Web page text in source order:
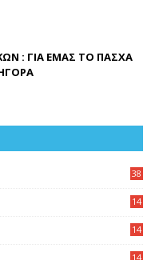
: ΓΙΑ ΕΜΑΣ ΤΟ ΠΑΣΧΑ
38
14
14
14